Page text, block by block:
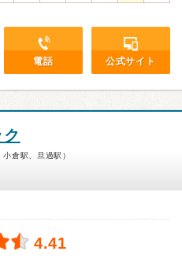
電話 公式サイト
倉駅、旦過駅）
4.41